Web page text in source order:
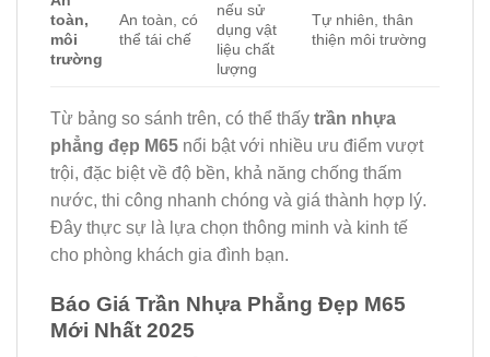
toàn,
môi
trường
An toàn, có
thể tái chế
nếu sử
dụng vật
liệu chất
lượng
Tự nhiên, thân
thiện môi trường
Từ bảng so sánh trên, có thể thấy trần nhựa
phẳng đẹp M65 nổi bật với nhiều ưu điểm vượt
trội, đặc biệt về độ bền, khả năng chống thấm
nước, thi công nhanh chóng và giá thành hợp lý.
Đây thực sự là lựa chọn thông minh và kinh tế
cho phòng khách gia đình bạn.
Báo Giá Trần Nhựa Phẳng Đẹp M65
Mới Nhất 2025